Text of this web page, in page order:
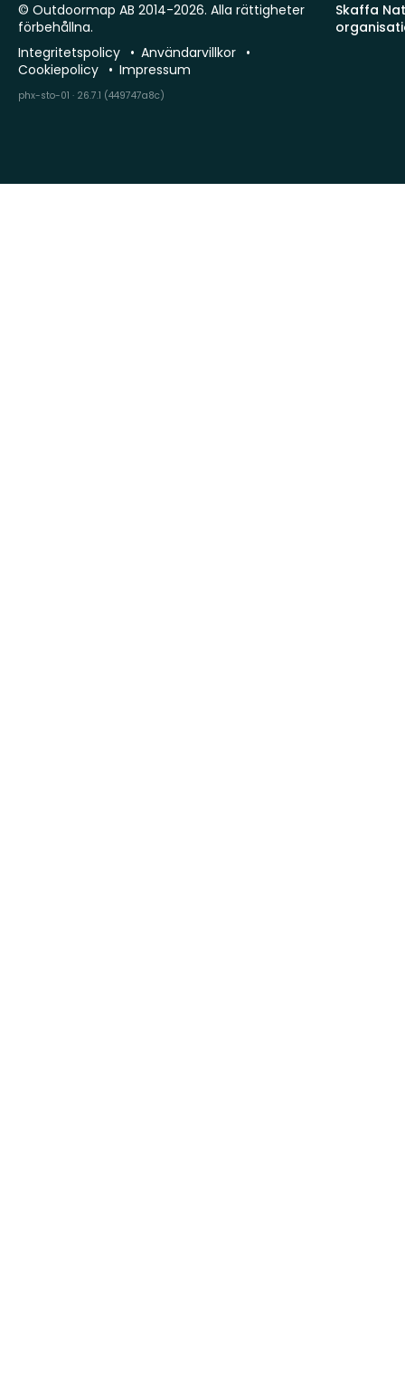
Skaffa
© Outdoormap AB 2014-2026. Alla rättigheter
förbehållna.
Integritetspolicy
Användarvillkor
Cookiepolicy
Impressum
phx-sto-01 · 26.7.1 (449747a8c)